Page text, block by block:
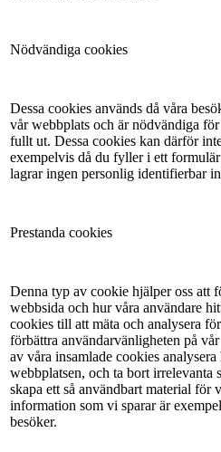
Nödvändiga cookies
Dessa cookies används då våra
vår webbplats och är nödvändiga
fullt ut. Dessa cookies kan därför
exempelvis då du fyller i ett
lagrar ingen personlig identifierbar
Prestanda cookies
Denna typ av cookie hjälper oss att
webbsida och hur våra användare
cookies till att mäta och analysera
förbättra användarvänligheten på
av våra insamlade cookies
webbplatsen, och ta bort
skapa ett så användbart material för
information som vi sparar är
besöker.